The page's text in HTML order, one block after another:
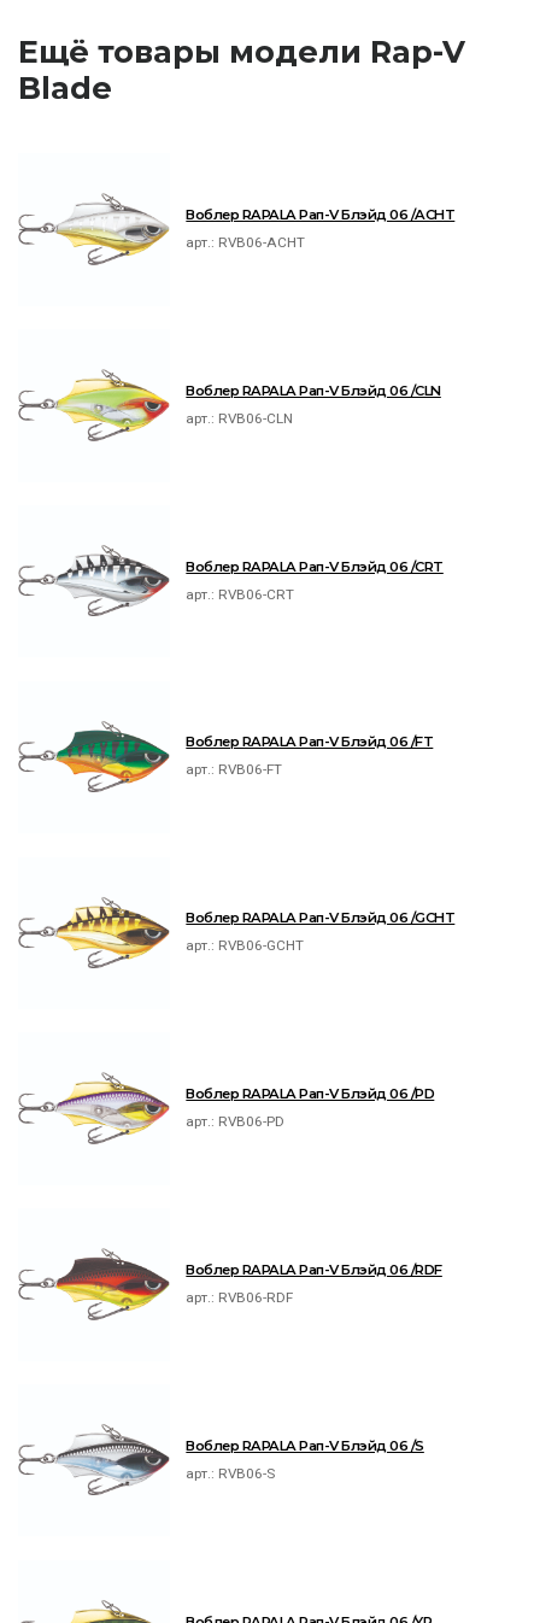
Ещё товары модели Rap-V
Blade
Воблер RAPALA Рап-V Блэйд 06 /ACHT
арт.: RVB06-ACHT
Воблер RAPALA Рап-V Блэйд 06 /CLN
арт.: RVB06-CLN
Воблер RAPALA Рап-V Блэйд 06 /CRT
арт.: RVB06-CRT
Воблер RAPALA Рап-V Блэйд 06 /FT
арт.: RVB06-FT
Воблер RAPALA Рап-V Блэйд 06 /GCHT
арт.: RVB06-GCHT
Воблер RAPALA Рап-V Блэйд 06 /PD
арт.: RVB06-PD
Воблер RAPALA Рап-V Блэйд 06 /RDF
арт.: RVB06-RDF
Воблер RAPALA Рап-V Блэйд 06 /S
арт.: RVB06-S